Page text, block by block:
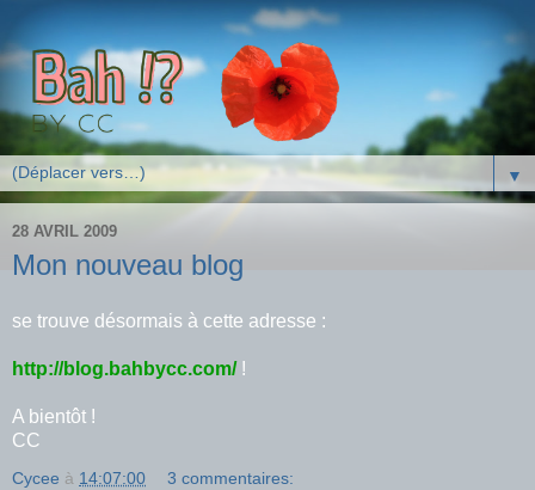
▼
28 AVRIL 2009
Mon nouveau blog
se trouve désormais à cette adresse :
http://blog.bahbycc.com/!
A bientôt !
CC
Cycee à 14:07:00 3 commentaires: